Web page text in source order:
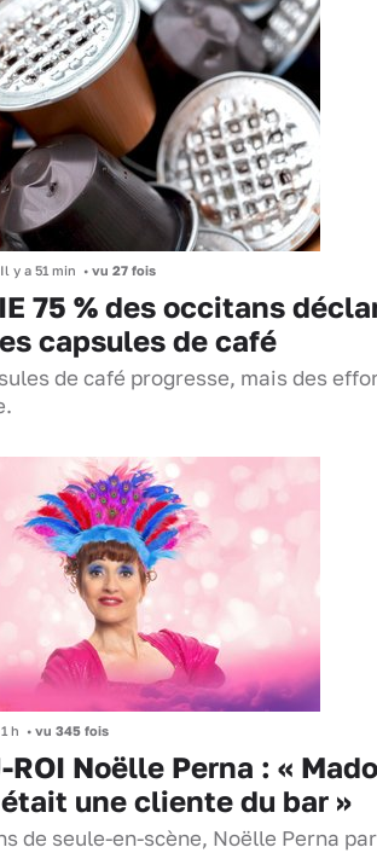
Il y a 51 min • vu 27 fois
75 % des occitans
capsules de café
de café progresse, mais des
h • vu 345 fois
ROI Noëlle Perna : «
une cliente du bar »
de seule-en-scène, Noëlle Perna